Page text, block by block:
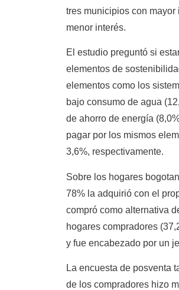
tres municipios con
menor interés.
El estudio preguntó si
elementos de
elementos como los
bajo consumo de agua
de ahorro de energía
pagar por los mismos
3,6%, respectivamente.
Sobre los hogares
78% la adquirió con el
compró como alternativa
hogares compradores
y fue encabezado por un
La encuesta de posventa
de los compradores hizo